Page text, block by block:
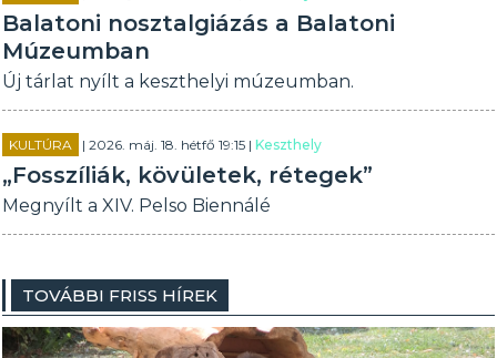
Balatoni nosztalgiázás a Balatoni
Múzeumban
Új tárlat nyílt a keszthelyi múzeumban.
KULTÚRA | 2026. máj. 18. hétfő 19:15 |Keszthely
„Fosszíliák, kövületek, rétegek”
Megnyílt a XIV. Pelso Biennálé
TOVÁBBI FRISS HÍREK